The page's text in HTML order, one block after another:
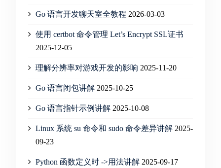
Go 语言开发聊天室全教程 2026-03-03
使用 certbot 命令管理 Let’s Encrypt SSL证书
2025-12-05
理解分辨率对游戏开发的影响 2025-11-20
Go 语言闭包讲解 2025-10-25
Go 语言指针示例讲解 2025-10-08
Linux 系统 su 命令和 sudo 命令差异讲解 2025-
09-23
Python 函数定义时 ->用法讲解 2025-09-17